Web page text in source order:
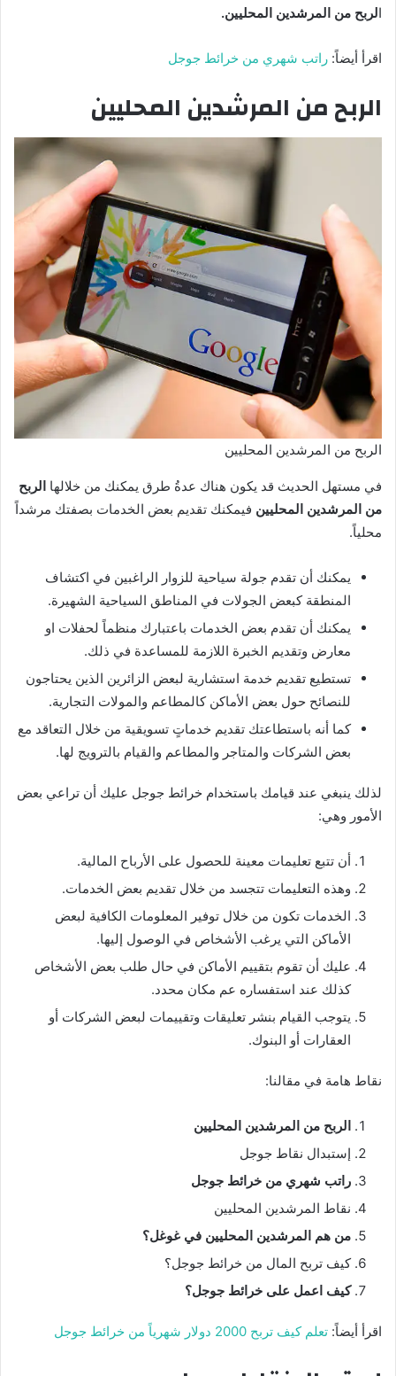
الربح من المرشدين المحليين.
اقرأ أيضاً: راتب شهري من خرائط جوجل
الربح من المرشدين المحليين
الربح من المرشدين المحليين
في مستهل الحديث قد يكون هناك عدةُ طرق يمكنك من خلالها الربح
من المرشدين المحليين فيمكنك تقديم بعض الخدمات بصفتك مرشداً
محلياً.
يمكنك أن تقدم جولة سياحية للزوار الراغبين في اكتشاف
المنطقة كبعض الجولات في المناطق السياحية الشهيرة.
يمكنك أن تقدم بعض الخدمات باعتبارك منظماً لحفلات او
معارض وتقديم الخبرة اللازمة للمساعدة في ذلك.
تستطيع تقديم خدمة استشارية لبعض الزائرين الذين يحتاجون
للنصائح حول بعض الأماكن كالمطاعم والمولات التجارية.
كما أنه باستطاعتك تقديم خدماتٍ تسويقية من خلال التعاقد مع
بعض الشركات والمتاجر والمطاعم والقيام بالترويج لها.
لذلك ينبغي عند قيامك باستخدام خرائط جوجل عليك أن تراعي بعض
الأمور وهي:
أن تتبع تعليمات معينة للحصول على الأرباح المالية.
وهذه التعليمات تتجسد من خلال تقديم بعض الخدمات.
الخدمات تكون من خلال توفير المعلومات الكافية لبعض
الأماكن التي يرغب الأشخاص في الوصول إليها.
عليك أن تقوم بتقييم الأماكن في حال طلب بعض الأشخاص
كذلك عند استفساره عم مكان محدد.
يتوجب القيام بنشر تعليقات وتقييمات لبعض الشركات أو
العقارات أو البنوك.
نقاط هامة في مقالنا:
الربح من المرشدين المحليين
إستبدال نقاط جوجل
راتب شهري من خرائط جوجل
نقاط المرشدين المحليين
من هم المرشدين المحليين في غوغل؟
كيف تربح المال من خرائط جوجل؟
كيف اعمل على خرائط جوجل؟
اقرأ أيضاً: تعلم كيف تربح 2000 دولار شهرياً من خرائط جوجل